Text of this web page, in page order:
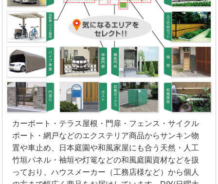
カーポート・テラス屋根・門扉・フェンス・サイクル
ポート・網戸などのエクステリア商品からサンキン物
置や車止め、日本庭園や和風家屋にも合う天然・人工
竹垣パネル・袖垣や灯篭などの和風庭園資材などを扱
っており、ハウスメーカー（工務店様など）から個人